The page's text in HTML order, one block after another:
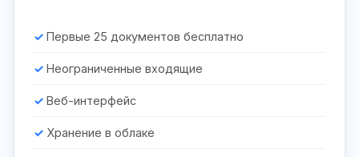
Первые 25 документов бесплатно
Неограниченные входящие
Веб-интерфейс
Хранение в облаке